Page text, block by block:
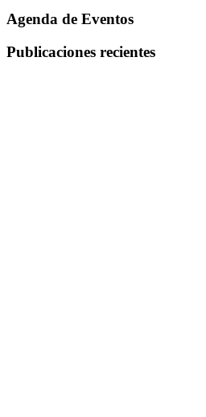
Agenda de Eventos
Publicaciones recientes